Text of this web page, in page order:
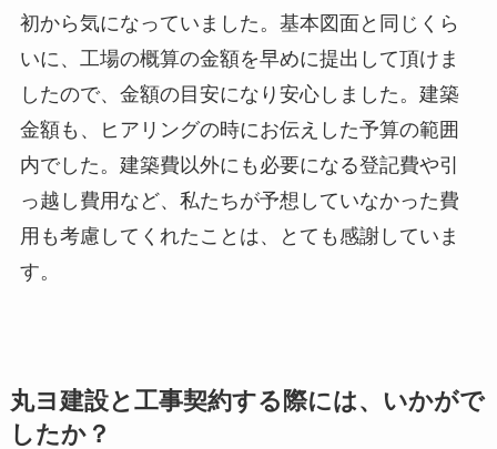
初から気になっていました。基本図面と同じくら
いに、工場の概算の金額を早めに提出して頂けま
したので、金額の目安になり安心しました。建築
金額も、ヒアリングの時にお伝えした予算の範囲
内でした。建築費以外にも必要になる登記費や引
っ越し費用など、私たちが予想していなかった費
用も考慮してくれたことは、とても感謝していま
す。
丸ヨ建設と工事契約する際には、いかがで
したか？